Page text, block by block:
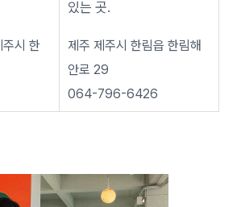
시 한
있는 곳.
제주 제주시 한림읍 한림해
안로 29
064-796-6426